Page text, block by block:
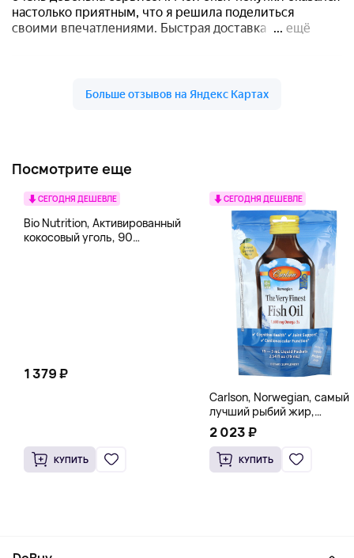
Посмотрите еще
СЕГОДНЯ ДЕШЕВЛЕ
Bio Nutrition, Активированный
кокосовый уголь, 90
1 379 ₽
КУПИТЬ
СЕГОДНЯ ДЕШЕВЛЕ
Carlson, Norwegian, самый
лучший рыбий жир,
натуральный лимон, 15
пакетиков (5 мл) каждый
2 023 ₽
КУПИТЬ